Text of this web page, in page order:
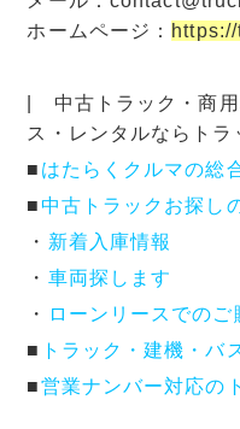
ホームページ：
| 中古トラック・商
ス・レンタルならトラ
■ はたらくクルマの総
■中古トラックお探し
・ 新着入庫情報
・ 車両探します
・
ローンリースでのご
■ トラック・建機・バ
■営業ナンバー対応の